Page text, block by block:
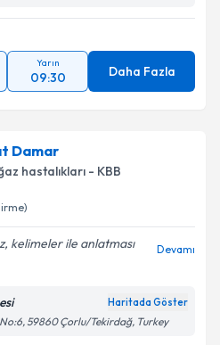
Yarın
09:30 Daha Fazla
Damar
hastalıkları - KBB
kelimeler ile anlatması
Devamı
Haritada Göster
No:6, 59860 Çorlu/Tekirdağ, Turkey